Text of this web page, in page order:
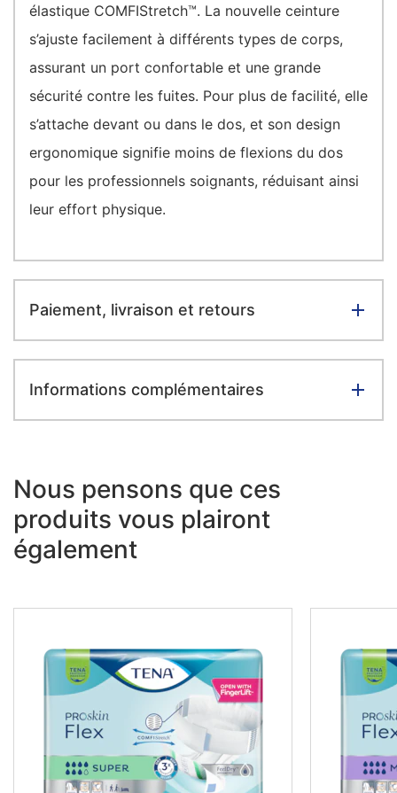
élastique COMFIStretch™. La nouvelle ceinture
s’ajuste facilement à différents types de corps,
assurant un port confortable et une grande
sécurité contre les fuites. Pour plus de facilité, elle
s’attache devant ou dans le dos, et son design
ergonomique signifie moins de flexions du dos
pour les professionnels soignants, réduisant ainsi
leur effort physique.
Paiement, livraison et retours
Informations complémentaires
Nous pensons que ces
produits vous plairont
également